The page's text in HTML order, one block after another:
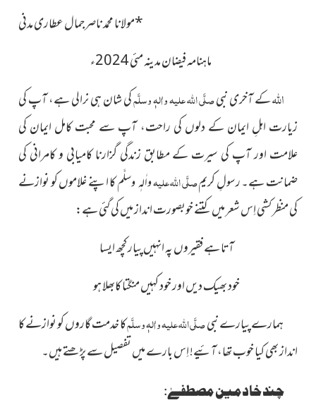
*مولانا محمد ناصرجمال عطاری مدنی
ماہنامہ فیضان مدینہ مئی 2024ء
اللہکے آخری نبیصلَّی اللہ علیہ واٰلہٖ وسلَّمکی شان ہی نرالی ہے، آپ کی
زیارت اہلِ ایمان کے دلوں کی راحت، آپ سے محبت کامل ایمان کی
علامت اور آپ کی سیرت کے مطابق زندگی گزارنا کامیابی و کامرانی کی
ضمانت ہے۔ رسولِ کریمصلَّی اللہ علیہواٰلہٖ وسلَّمکا اپنے غلاموں کو نوازنے
کی منظر کشی اِس شعر میں کتنےخوبصورت انداز میں کی گئی ہے:
آتا ہے فقیروں پہ انہیں پیار کچھ ایسا
خود بھیک دیں اور خود کہیں منگتا کابھلا ہو
ہمارے پیارے نبیصلَّی اللہ علیہ واٰلہٖ وسلَّمکا خدمت گاروں کو نوازنے کا
انداز بھی کیا خوب تھا، آئیے! اِس بارے میں تفصیل سے پڑھتے ہیں۔
چندخادمینِ مصطفےٰ: